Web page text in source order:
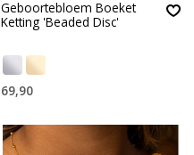
Geboortebloem Boeket
Ketting 'Beaded Disc'
69,90